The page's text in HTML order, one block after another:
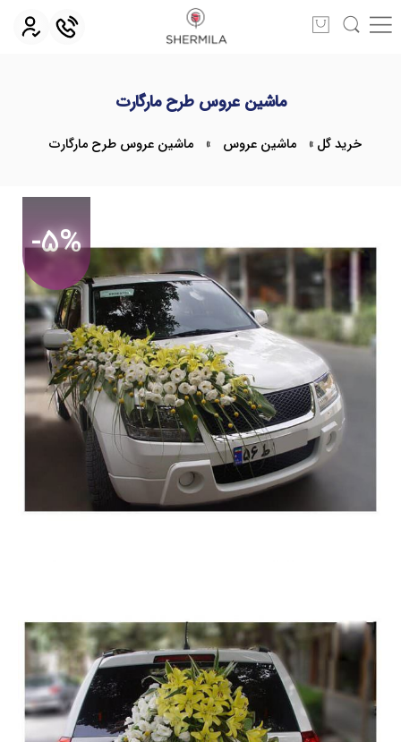
ماشین عروس طرح مارگارت
خرید گل » ماشین عروس » ماشین عروس طرح مارگارت
-5%